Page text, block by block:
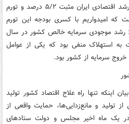
است. این در حالی است که رشد اقتصادی ایران مثبت ۵/۲ درصد و تورم
که امیدواریم با کسری بودجه این تورم
رشد موجودی سرمایه خالص کشور در سال
به استهلاک منفی بود که یکی از عوامل
سرمایه از کشور بود.
اینکه تنها راه علاج اقتصاد کشور تولید
از تولید و مانع‌زدایی‌ها، حمایت واقعی از
در یک ماه اخیر مجلس و دولت ستادهای